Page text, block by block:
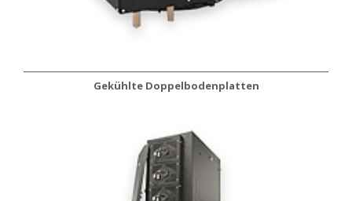
Gekühlte Doppelbodenplatten